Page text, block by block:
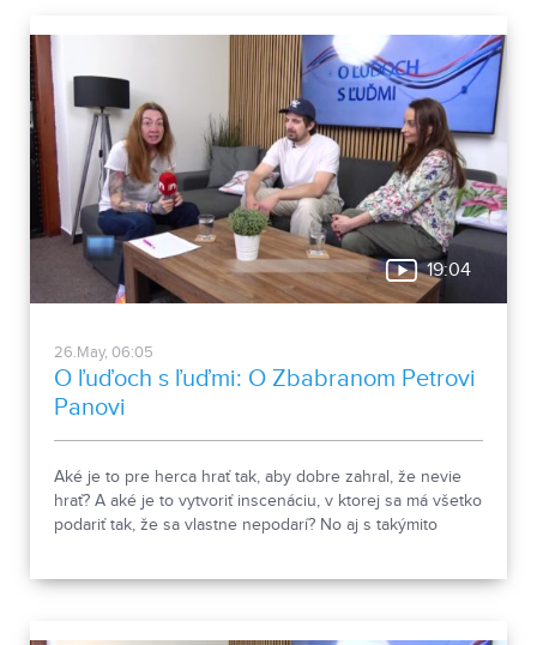
19:04
26.May, 06:05
O ľuďoch s ľuďmi: O Zbabranom Petrovi
Panovi
Aké je to pre herca hrať tak, aby dobre zahral, že nevie
hrať? A aké je to vytvoriť inscenáciu, v ktorej sa má všetko
podariť tak, že sa vlastne nepodarí? No aj s takýmito